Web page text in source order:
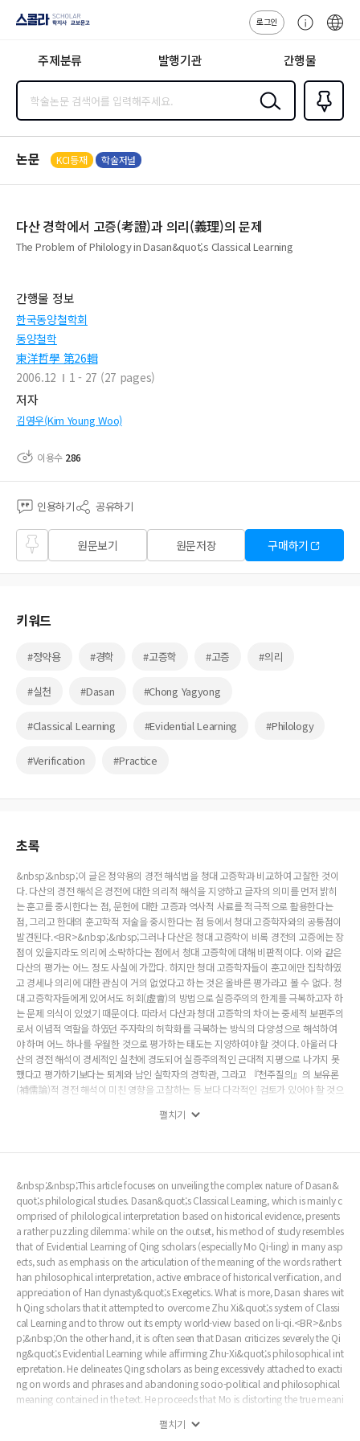
지사·교보문고
로그인
센
주제분류 발행기관 간행물
검색
즐겨찾
기0
논문 KCI등재 학술저널
다산 경학에서 고증(考證)과 의리(義理)의 문제
The Problem of Philology in Dasan&quot;s Classical Learning
간행물 정보
한국동양철학회
동양철학
東洋哲學 第26輯
2006.12
1 - 27 (27 pages)
저자
김영우(Kim Young Woo)
이용수 286
인용하기 공유하기
즐겨
찾기
원문보기 원문저장 구매하기
키워드
#정약용 #경학 #고증학 #고증 #의리
#실천 #Dasan #Chong Yagyong
#Classical Learning #Evidential Learning #Philology
#Verification #Practice
초록
&nbsp;&nbsp;이 글은 정약용의 경전 해석법을 청대 고증학과 비교하여 고찰한 것이
다. 다산의 경전 해석은 경전에 대한 의리적 해석을 지양하고 글자의 의미를 먼저 밝히
는 훈고를 중시한다는 점, 문헌에 대한 고증과 역사적 사료를 적극적으로 활용한다는
점, 그리고 한대의 훈고학적 저술을 중시한다는 점 등에서 청대 고증학자와의 공통점이
발견된다.<BR>&nbsp;&nbsp;그러나 다산은 청대 고증학이 비록 경전의 고증에는 장
점이 있을지라도 의리에 소략하다는 점에서 청대 고증학에 대해 비판적이다. 이와 같은
다산의 평가는 어느 정도 사실에 가깝다. 하지만 청대 고증학자들이 훈고에만 집착하였
고 경세나 의리에 대한 관심이 거의 없었다고 하는 것은 올바른 평가라고 볼 수 없다. 청
대 고증학자들에게 있어서도 허회(虛會)의 방법으로 실증주의의 한계를 극복하고자 하
는 문제 의식이 있었기 때문이다. 따라서 다산과 청대 고증학의 차이는 중세적 보편주의
로서 이념적 역할을 하였던 주자학의 허학화를 극복하는 방식의 다양성으로 해석하여
야 하며 어느 하나를 우월한 것으로 평가하는 태도는 지양하여야 할 것이다. 아울러 다
산의 경전 해석이 경세적인 실천에 경도되어 실증주의적인 근대적 지평으로 나가지 못
했다고 평가하기보다는 퇴계와 남인 실학자의 경학관, 그라고 『천주질의』의 보유론
(補儒論)적 경전 해석이 미친 영향을 고찰하는 등 보다 다각적인 검토가 있어야 할 것으
활용하면서도, 성리학과는 다른 새로운 형이상학과 이에 기초한 윤리론을 체계화하여
사실이지만, 그러나 그것이 이론적인 엄밀성의 포기를 통해 얻어진 것은 아니었다. 오히
의해 뒷받침된 것이었다.
펼치기
&nbsp;&nbsp;This article focuses on unveiling the complex nature of Dasan&
quot;s philological studies. Dasan&quot;s Classical Learning, which is mainly c
omprised of philological interpretation based on historical evidence, presents
a rather puzzling dilemma: while on the outset, his method of study resembles
that of Evidential Learning of Qing scholars (especially Mo Qi-ling) in many asp
ects, such as emphasis on the articulation of the meaning of the words rather t
han philosophical interpretation, active embrace of historical verification, and
appreciation of Han dynasty&quot;s Exegetics. What is more, Dasan shares wit
h Qing scholars that it attempted to overcome Zhu Xi&quot;s system of Classi
cal Learning and to throw out its empty world-view based on li-qi.<BR>&nbs
p;&nbsp;On the other hand, it is often seen that Dasan criticizes severely the Qi
ng&quot;s Evidential Learning while affirming Zhu-Xi&quot;s philosophical int
erpretation. He delineates Qing scholars as being excessively attached to exacti
ng on words and phrases and abandoning socio-political and philosophical
meaning contained in the text. He proceeds that Mo is distorting the true meani
rather unfair treatment, for Qing scholars also had their own problematik(虛
펼치기